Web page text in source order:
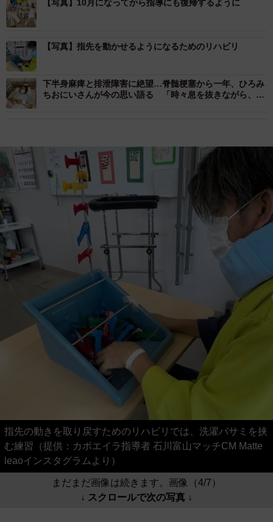
【写真】10月になってから指導にも復帰するように
【写真】指先を動かせるようになるためのリハビリ
下半身麻痺と排泄障害に絶望…脊髄梗塞から一年、ひろみ
ちおにいさんが今の思い語る 「時々息を抜きながら、焦
指先の動きを取り戻すためのリハビリでは、洗濯バサミを挟
む練習（提供：カポエイラ指導者 石川富山マッチCM Matte
leaoインスタグラムより）
まだまだ画像は続きます。画像（4/7）
↓ スクロールで次の写真 ↓